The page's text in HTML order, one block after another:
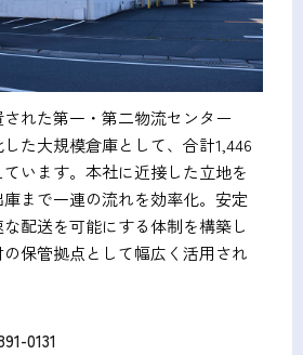
れた第一・第二物流センター
た大規模倉庫として、合計1,446
います。本社に近接した立地を
まで一連の流れを効率化。安定
配送を可能にする体制を構築し
保管拠点として幅広く活用され
0131